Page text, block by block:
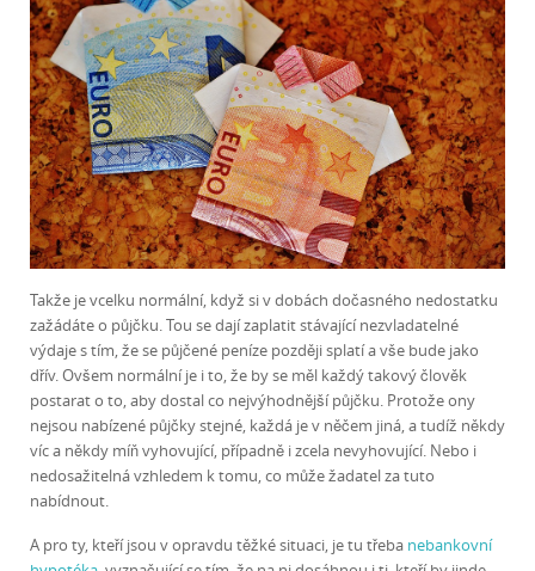
Takže je vcelku normální, když si v dobách dočasného nedostatku
zažádáte o půjčku. Tou se dají zaplatit stávající nezvladatelné
výdaje s tím, že se půjčené peníze později splatí a vše bude jako
dřív. Ovšem normální je i to, že by se měl každý takový člověk
postarat o to, aby dostal co nejvýhodnější půjčku. Protože ony
nejsou nabízené půjčky stejné, každá je v něčem jiná, a tudíž někdy
víc a někdy míň vyhovující, případně i zcela nevyhovující. Nebo i
nedosažitelná vzhledem k tomu, co může žadatel za tuto
nabídnout.
A pro ty, kteří jsou v opravdu těžké situaci, je tu třeba nebankovní